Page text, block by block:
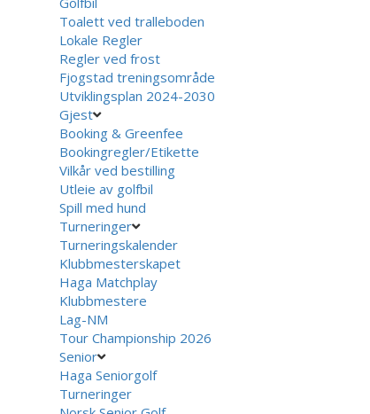
Toalett ved tralleboden
Lokale Regler
Regler ved frost
Fjogstad treningsområde
Utviklingsplan 2024-2030
Gjest
Booking & Greenfee
Bookingregler/Etikette
Vilkår ved bestilling
Utleie av golfbil
Spill med hund
Turneringer
Turneringskalender
Klubbmesterskapet
Haga Matchplay
Klubbmestere
Lag-NM
Tour Championship 2026
Senior
Haga Seniorgolf
Turneringer